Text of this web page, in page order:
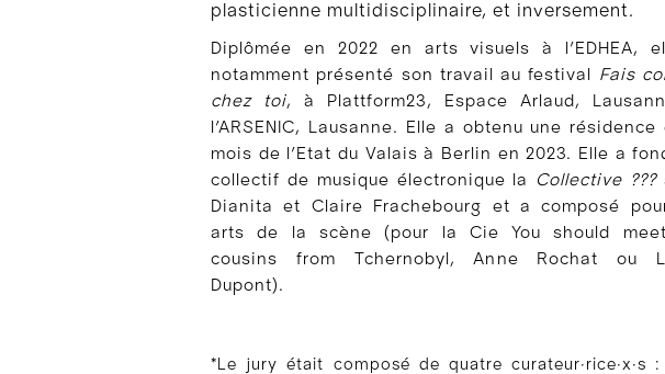
plasticienne multidisciplinaire, et inversement.
Diplômée en 2022 en arts visuels à l’EDHEA,
notamment présenté son travail au festival Fais
chez toi, à Plattform23, Espace Arlaud,
l’ARSENIC, Lausanne. Elle a obtenu une résidence
mois de l’Etat du Valais à Berlin en 2023. Elle a
collectif de musique électronique la
Collective ???
Dianita et Claire Frachebourg et a composé
arts de la scène (pour la Cie You should
cousins from Tchernobyl, Anne Rochat ou
Dupont).
*Le jury était composé de quatre curateur∙rice∙x∙s